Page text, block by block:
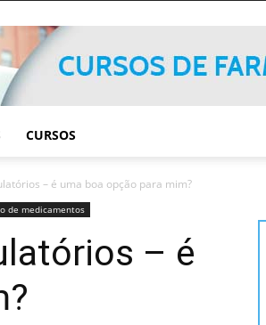
CURSOS
– é uma boa opção para mim?
de medicamentos
– é